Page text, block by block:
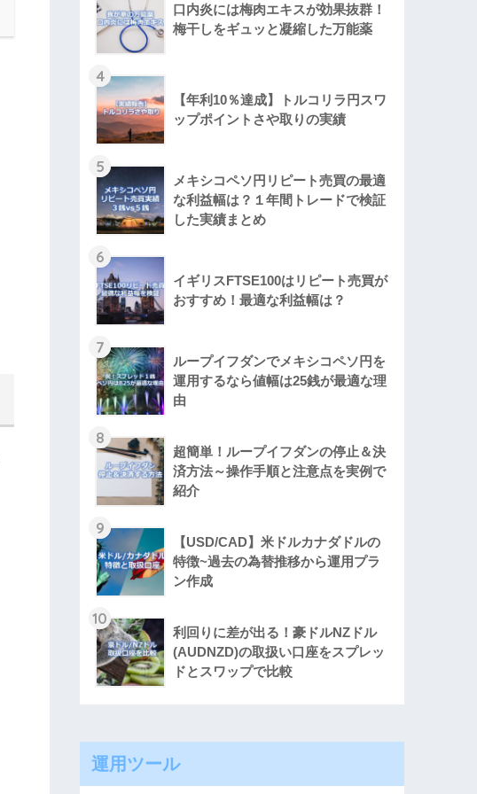
口内炎には梅肉エキスが効果抜群！
梅干しをギュッと凝縮した万能薬
4
【年利10％達成】トルコリラ円スワ
ップポイントさや取りの実績
5
メキシコペソ円リピート売買の最適
な利益幅は？１年間トレードで検証
した実績まとめ
6
イギリスFTSE100はリピート売買が
おすすめ！最適な利益幅は？
7
ループイフダンでメキシコペソ円を
運用するなら値幅は25銭が最適な理
由
8
超簡単！ループイフダンの停止＆決
済方法～操作手順と注意点を実例で
紹介
9
【USD/CAD】米ドルカナダドルの
特徴~過去の為替推移から運用プラ
ン作成
10
利回りに差が出る！豪ドルNZドル
(AUDNZD)の取扱い口座をスプレッ
ドとスワップで比較
運用ツール